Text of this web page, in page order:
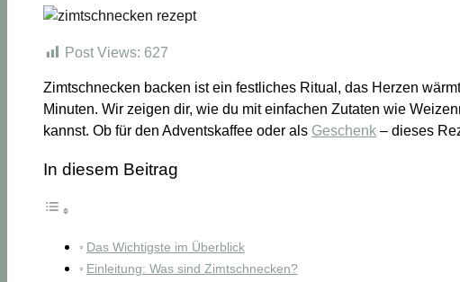
Post Views: 627
Zimtschnecken backen ist ein festliches Ritual, das Herzen
Minuten. Wir zeigen dir, wie du mit einfachen Zutaten wie
kannst. Ob für den Adventskaffee oder als Geschenk – dieses
In diesem Beitrag
Das Wichtigste im Überblick
Einleitung: Was sind Zimtschnecken?